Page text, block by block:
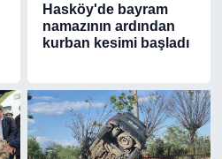
Hasköy'de bayram
namazının ardından
kurban kesimi başladı